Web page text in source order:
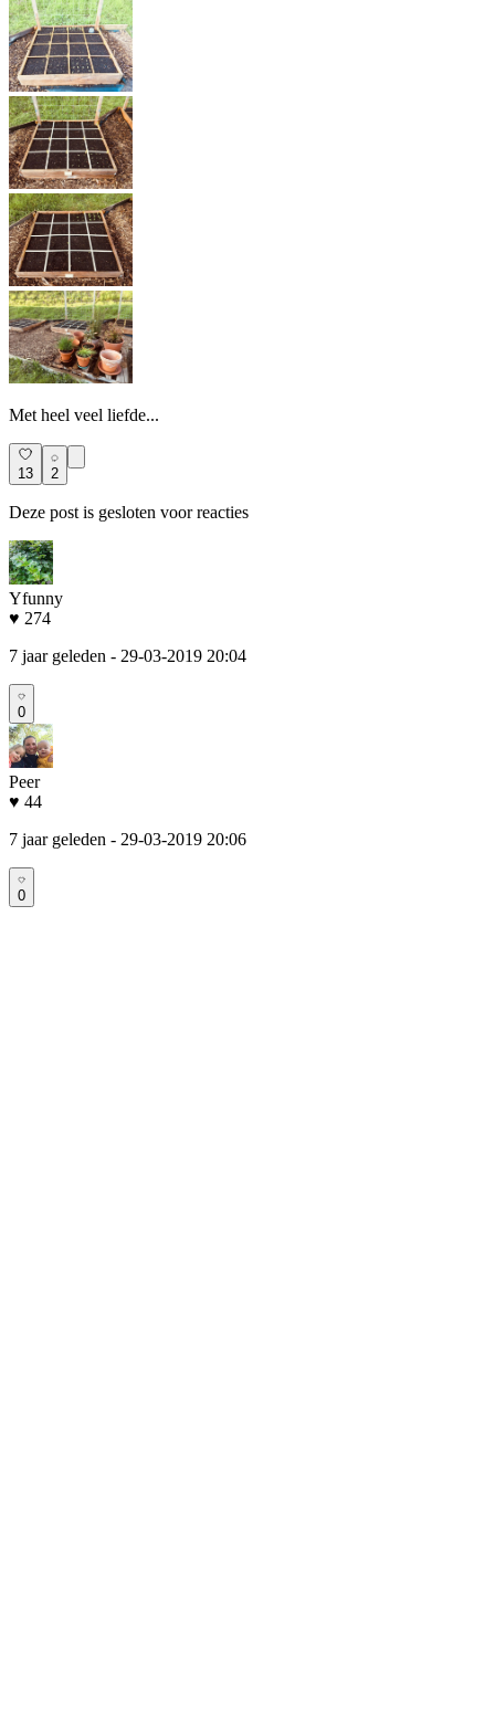
Met heel veel liefde...
13 2
Deze post is gesloten voor reacties
Yfunny
♥ 274
7 jaar geleden - 29-03-2019 20:04
0
Peer
♥ 44
7 jaar geleden - 29-03-2019 20:06
0